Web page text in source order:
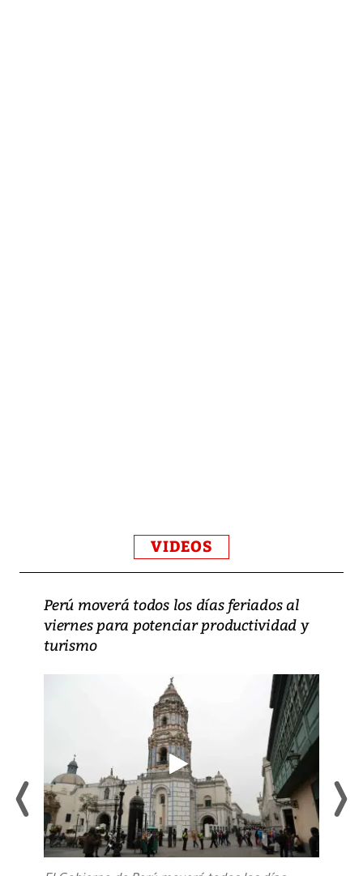
VIDEOS
Perú moverá todos los días feriados al
viernes para potenciar productividad y
turismo